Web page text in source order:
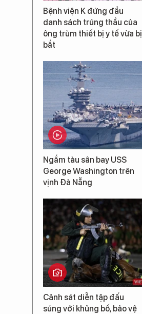
Bệnh viện K đứng đầu
danh sách trúng thầu của
ông trùm thiết bị y tế vừa bị
bắt
Ngắm tàu sân bay USS
George Washington trên
vịnh Đà Nẵng
Cảnh sát diễn tập đấu
súng với khủng bố, bảo vệ